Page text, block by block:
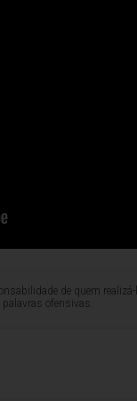
de quem
ofensivas.